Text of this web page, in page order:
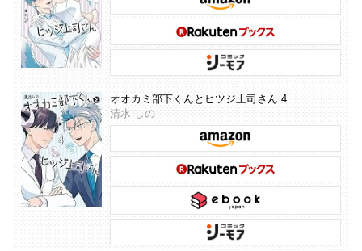
オオカミ部下くんとヒツジ上司さん 4
清水 しの